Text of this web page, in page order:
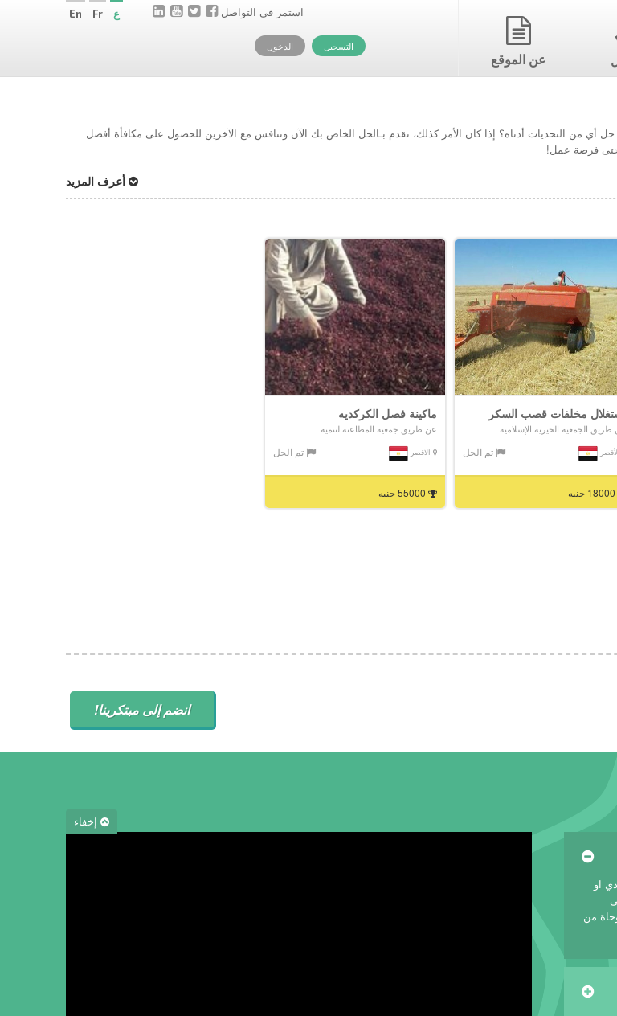
عن الموقع
استمر في التواصل En Fr ع
التسجيل الدخول
أي من التحديات أدناه؟ إذا كان الأمر كذلك، تقدم بـالحل الخاص بك الآن وتنافس مع الآخرين للحصول على مكافأة أفضل
حتى فرصة عمل!
أعرف المزيد
مخلفات قصب السكر
الجمعية الخيرية الإسلامية
تم الحل
ماكينة فصل الكركديه
عن طريق جمعية المطاعنة لتنمية
الاقصر تم الحل
55000 جنيه
انضم إلى مبتكرينا!
إخفاء
او
من